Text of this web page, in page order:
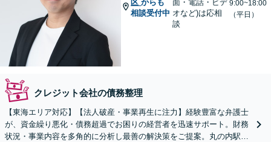
区 からも
相談受付中
面・電話・ビデ
オなど)は応相
談
9:00~18:00
（平日）
クレジット会社の債務整理
【東海エリア対応】【法人破産・事業再生に注力】経験豊富な弁護士
が、資金繰り悪化・債務超過でお困りの経営者を迅速サポート。財務
状況・事業内容を多角的に分析し最善の解決策をご提案。丸の内駅1